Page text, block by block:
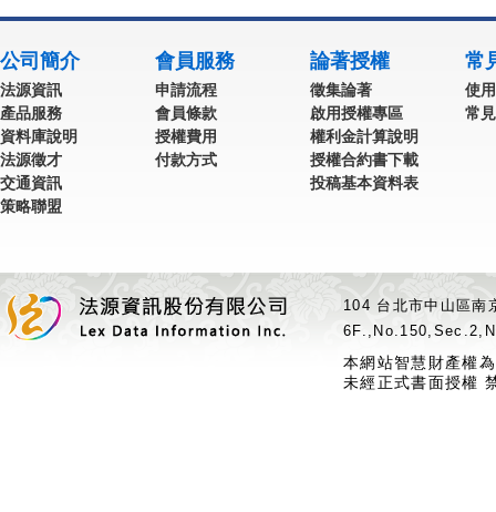
公司簡介
法源資訊
產品服務
資料庫說明
法源徵才
交通資訊
策略聯盟
會員服務
申請流程
會員條款
授權費用
付款方式
論著授權
徵集論著
啟用授權專區
權利金計算說明
授權合約書下載
投稿基本資料表
常
使
常
104 台北市中山區
本網站智慧財產權
未經正式書面授權